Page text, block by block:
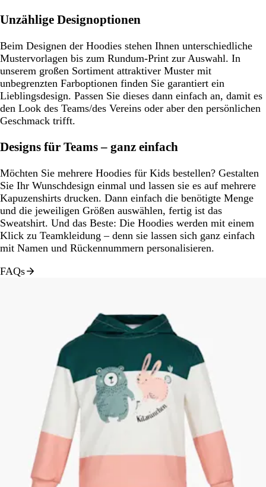
Unzählige Designoptionen
Beim Designen der Hoodies stehen Ihnen unterschiedliche
Mustervorlagen bis zum Rundum-Print zur Auswahl. In
unserem großen Sortiment attraktiver Muster mit
unbegrenzten Farboptionen finden Sie garantiert ein
Lieblingsdesign. Passen Sie dieses dann einfach an, damit es
den Look des Teams/des Vereins oder aber den persönlichen
Geschmack trifft.
Designs für Teams – ganz einfach
Möchten Sie mehrere Hoodies für Kids bestellen? Gestalten
Sie Ihr Wunschdesign einmal und lassen sie es auf mehrere
Kapuzenshirts drucken. Dann einfach die benötigte Menge
und die jeweiligen Größen auswählen, fertig ist das
Sweatshirt. Und das Beste: Die Hoodies werden mit einem
Klick zu Teamkleidung – denn sie lassen sich ganz einfach
mit Namen und Rückennummern personalisieren.
FAQs